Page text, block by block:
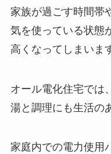
家族が過ごす時間帯
気を使っている状態
高くなってしまいま
オール電化住宅では
湯と調理にも生活の
家庭内での電力使用